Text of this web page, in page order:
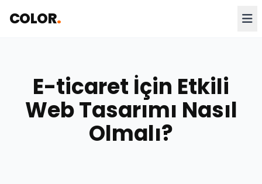
COLOR.
E-ticaret İçin Etkili
Web Tasarımı Nasıl
Olmalı?